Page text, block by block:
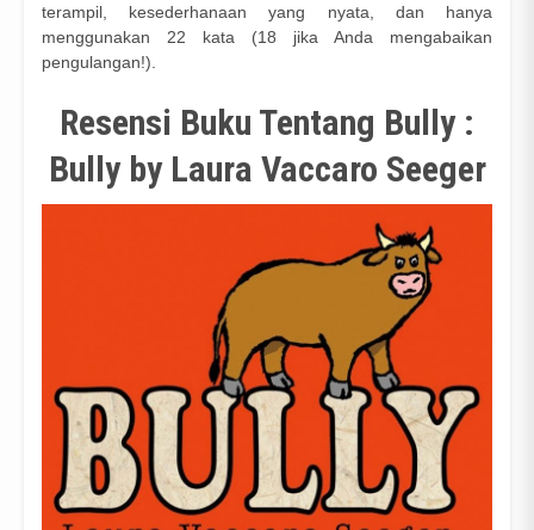
terampil, kesederhanaan yang nyata, dan hanya
menggunakan 22 kata (18 jika Anda mengabaikan
pengulangan!).
Resensi Buku Tentang Bully :
Bully by Laura Vaccaro Seeger